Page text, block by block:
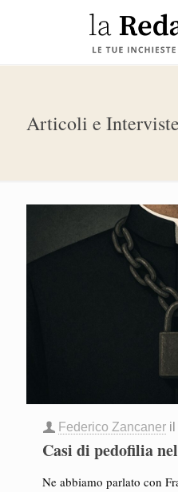
Articoli e Interviste
Federico Zancaner il
Casi di pedofilia
Ne abbiamo parlato con